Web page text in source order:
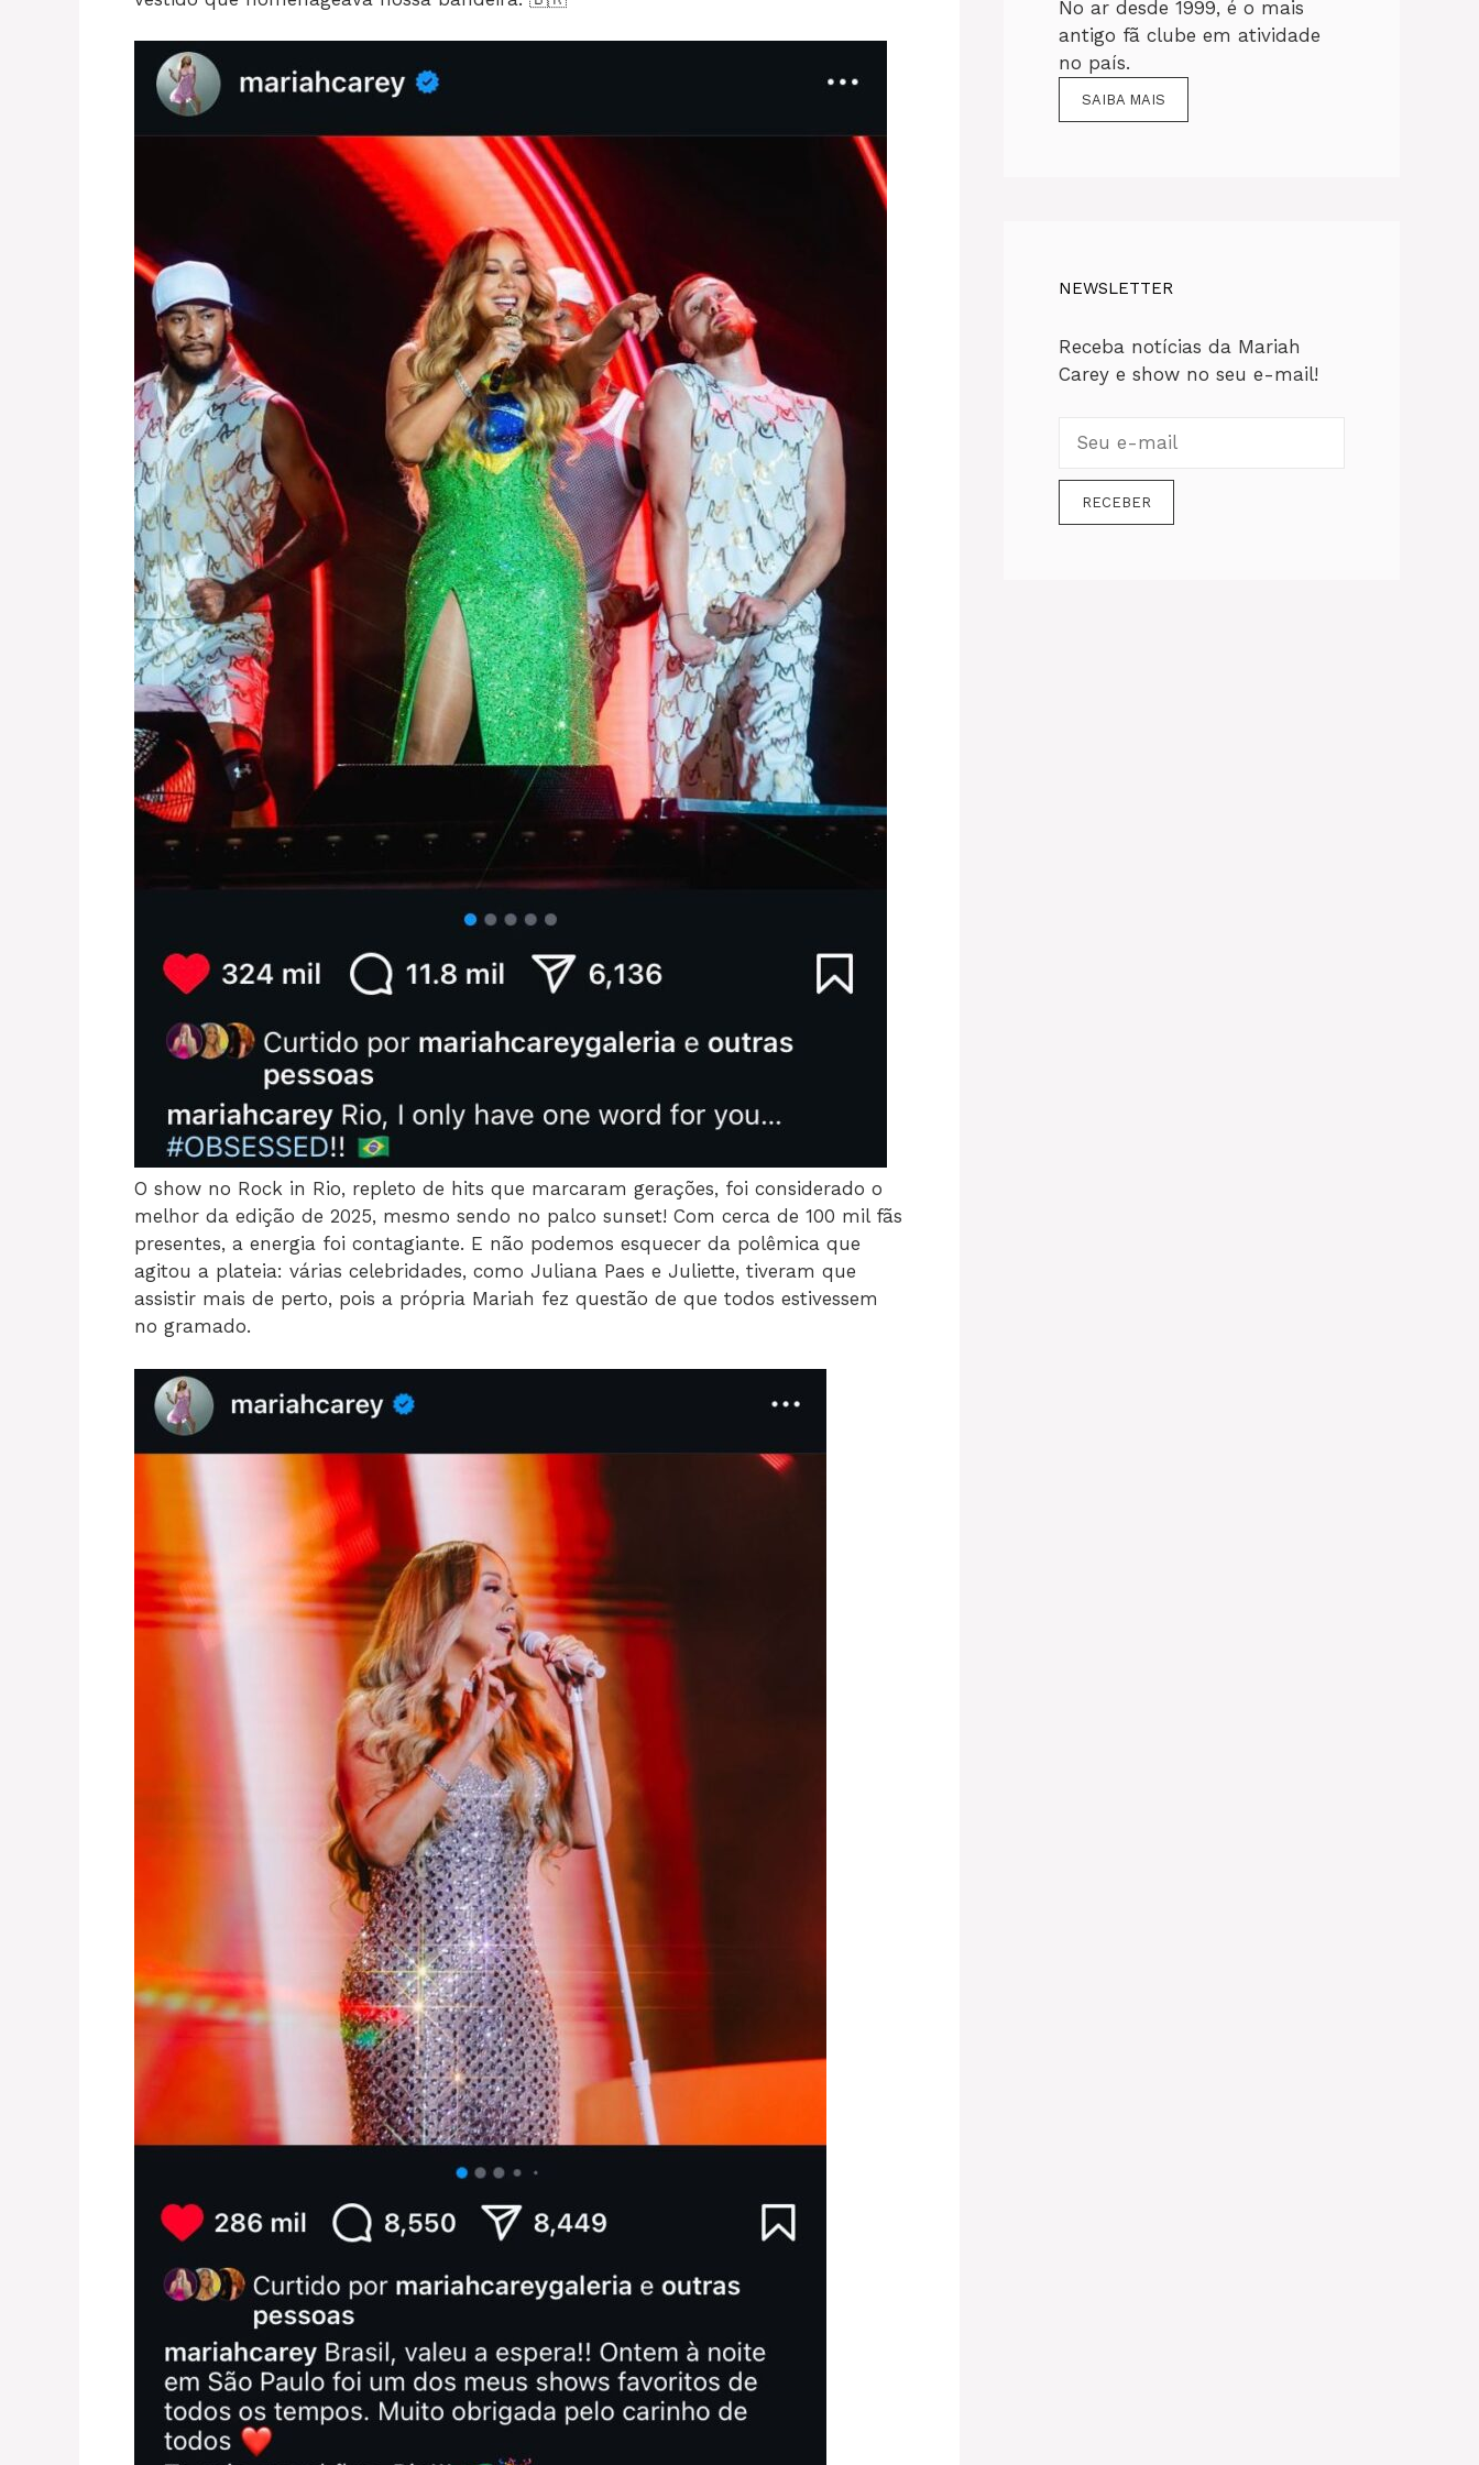
O show no Rock in Rio, repleto de hits que marcaram gerações, foi considerado o
melhor da edição de 2025, mesmo sendo no palco sunset! Com cerca de 100 mil fãs
presentes, a energia foi contagiante. E não podemos esquecer da polêmica que
agitou a plateia: várias celebridades, como Juliana Paes e Juliette, tiveram que
assistir mais de perto, pois a própria Mariah fez questão de que todos estivessem
no gramado.
No ar desde 1999, é o mais
antigo fã clube em atividade
no país.
SAIBA MAIS
NEWSLETTER
Receba notícias da Mariah
Carey e show no seu e-mail!